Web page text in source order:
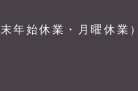
年始休業・月曜休業）